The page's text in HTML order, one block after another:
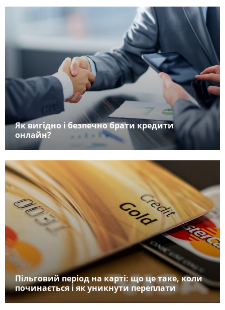
Як вигідно і безпечно брати кредити
онлайн?
Пільговий період на карті: що це таке, коли
починається і як уникнути переплати